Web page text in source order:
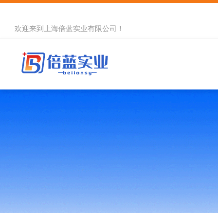
欢迎来到 上海倍蓝实业有限公司 ！